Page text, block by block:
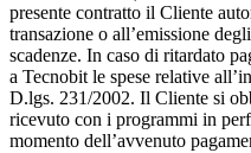
presente contratto il Cliente
transazione o all’emissione
scadenze. In caso di ritardato
a Tecnobit le spese relative
D.lgs. 231/2002. Il Cliente si
ricevuto con i programmi in
momento dell’avvenuto